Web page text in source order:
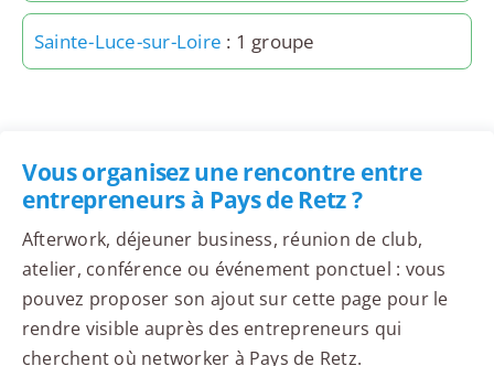
Sainte-Luce-sur-Loire : 1 groupe
Vous organisez une rencontre entre
entrepreneurs à Pays de Retz ?
Afterwork, déjeuner business, réunion de club,
atelier, conférence ou événement ponctuel : vous
pouvez proposer son ajout sur cette page pour le
rendre visible auprès des entrepreneurs qui
cherchent où networker à Pays de Retz.